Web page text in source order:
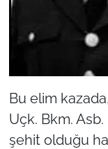
Bu elim
Uçk. Bkm. Asb.
şehit olduğu